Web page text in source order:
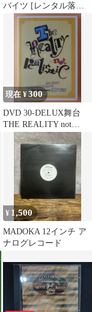
バイツ [レンタル落ち]
[DVD]
現在 ¥300
DVD 30-DELUX舞台
THE REALITY not
realistic
¥ 1,500
MADOKA 12インチ ア
ナログレコード